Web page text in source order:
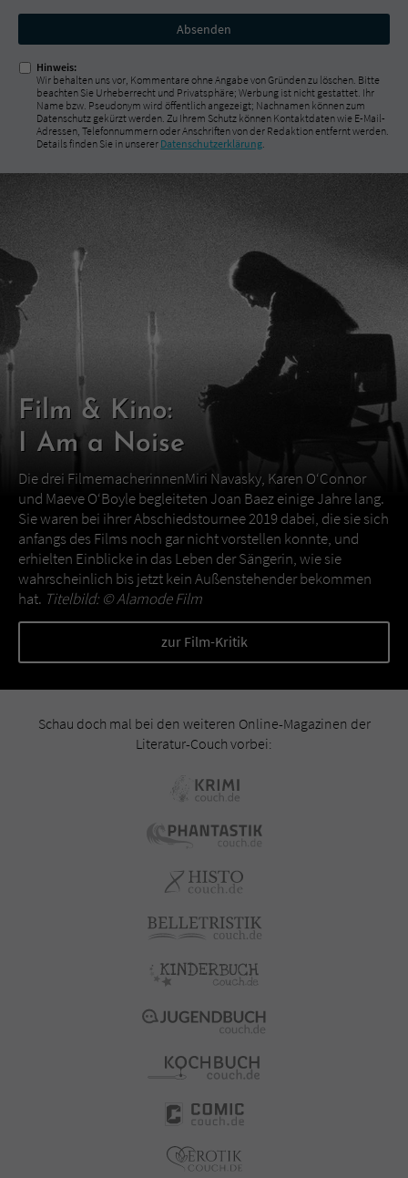
Nicht
ausfüllen!
Hinweis:
Wir behalten uns vor, Kommentare ohne Angabe von Gründen zu löschen. Bitte
beachten Sie Urheberrecht und Privatsphäre; Werbung ist nicht gestattet. Ihr
Name bzw. Pseudonym wird öffentlich angezeigt; Nachnamen können zum
Datenschutz gekürzt werden. Zu Ihrem Schutz können Kontaktdaten wie E-Mail-
Adressen, Telefonnummern oder Anschriften von der Redaktion entfernt werden.
Details finden Sie in unserer Datenschutzerklärung
Film & Kino:
I Am a Noise
Die drei FilmemacherinnenMiri Navasky, Karen O‘Connor
und Maeve O‘Boyle begleiteten Joan Baez einige Jahre lang.
Sie waren bei ihrer Abschiedstournee 2019 dabei, die sie sich
anfangs des Films noch gar nicht vorstellen konnte, und
erhielten Einblicke in das Leben der Sängerin, wie sie
wahrscheinlich bis jetzt kein Außenstehender bekommen
hat. Titelbild: ©Alamode Film
zur Film-Kritik
Schau doch mal bei den weiteren Online-Magazinen der
Literatur-Couch vorbei: